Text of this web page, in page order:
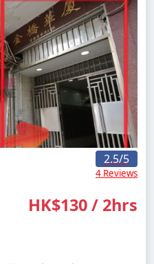
2.5/5
4 Reviews
HK$130 / 2hrs